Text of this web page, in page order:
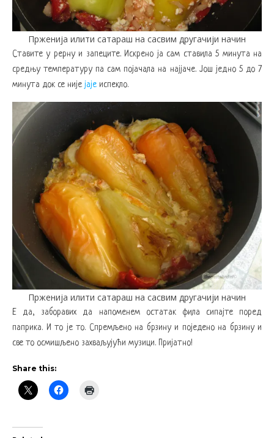
Прженија илити сатараш на сасвим другачији начин
Ставите у рерну и запеците. Искрено ја сам ставила 5 минута на
средњу температуру па сам појачала на најјаче. Још једно 5 до 7
минута док се није јаје испекло.
Прженија илити сатараш на сасвим другачији начин
Е да, заборавих да напоменем остатак фила сипајте поред
паприка. И то је то. Спремљено на брзину и поједено на брзину и
све то осмишљено захваљујући музици. Пријатно!
Share this: